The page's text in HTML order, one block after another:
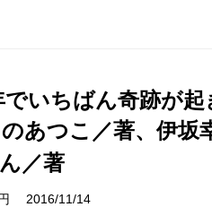
いちばん奇跡が
あつこ／著、伊坂
／著
2016/11/14